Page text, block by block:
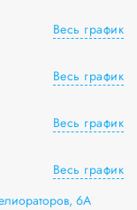
Весь график
Весь график
Весь график
Весь график
6А